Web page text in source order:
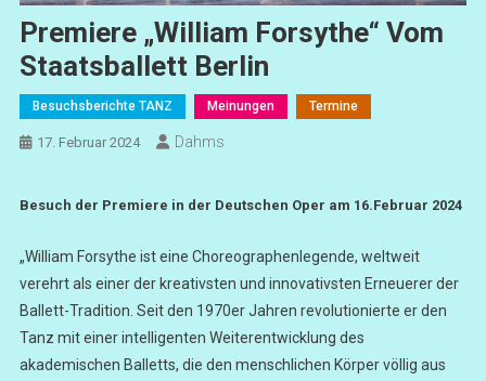
Premiere „William Forsythe“ Vom
Staatsballett Berlin
Besuchsberichte TANZ Meinungen Termine
17. Februar 2024 Dahms
Besuch der Premiere in der Deutschen Oper am 16.Februar 2024
„William Forsythe ist eine Choreographenlegende, weltweit
verehrt als einer der kreativsten und innovativsten Erneuerer der
Ballett-Tradition. Seit den 1970er Jahren revolutionierte er den
Tanz mit einer intelligenten Weiterentwicklung des
akademischen Balletts, die den menschlichen Körper völlig aus